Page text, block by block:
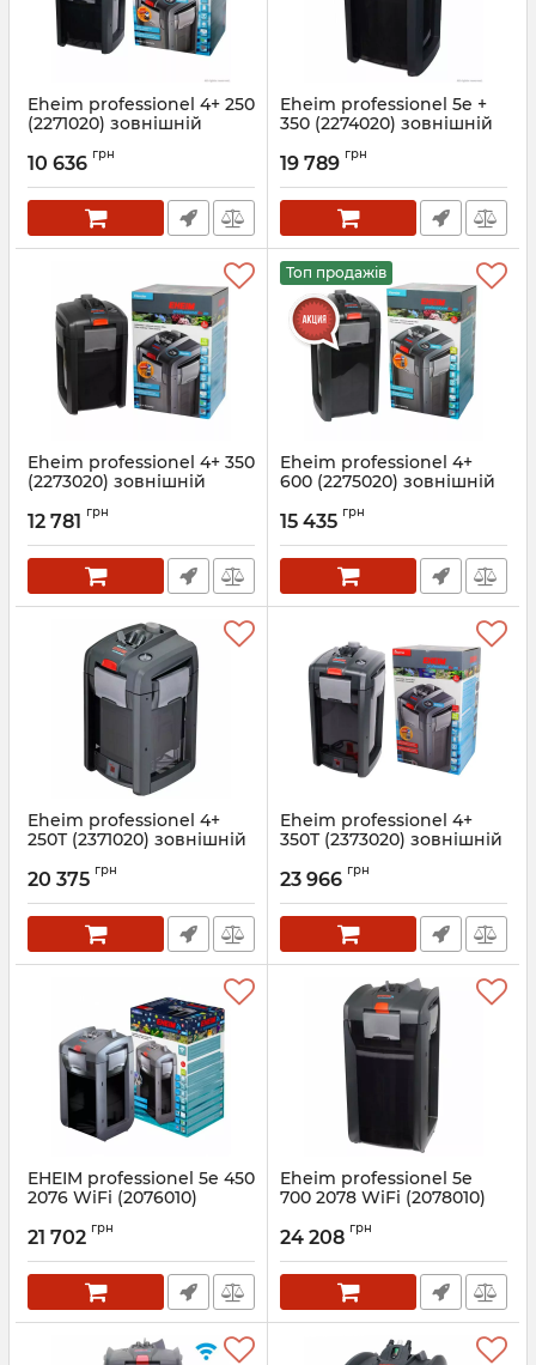
Eheim professionel 4+ 250
(2271020) зовнішній
Артикул: 2271020
10 636 грн
Eheim professionel 5e +
350 (2274020) зовнішній
Артикул: 2274020
19 789 грн
Eheim professionel 4+ 350
(2273020) зовнішній
Артикул: 2273020
12 781 грн
Топ продажів
Eheim professionel 4+
600 (2275020) зовнішній
Артикул: 2275020
15 435 грн
Eheim professionel 4+
250T (2371020) зовнішній
Артикул: 2371020
20 375 грн
Eheim professionel 4+
350T (2373020) зовнішній
Артикул: 2373020
23 966 грн
EHEIM professionel 5e 450
2076 WiFi (2076010)
Артикул: 2076010
21 702 грн
Eheim professionel 5e
700 2078 WiFi (2078010)
Артикул: 2078010
24 208 грн